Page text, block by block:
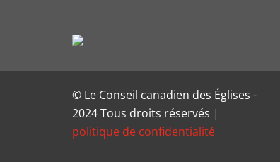
© Le Conseil canadien des Églises -
2024 Tous droits réservés |
politique de confidentialité